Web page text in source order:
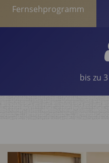
Fernsehprogramm
bis zu